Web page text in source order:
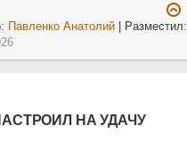
Павленко Анатолий | Разместил:
НА УДАЧУ